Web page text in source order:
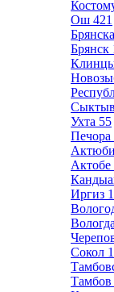
Ош 421
Брянск
Ухта 55
Печора
Актобе
Иргиз 1
Вологда
Сокол
Тамбов